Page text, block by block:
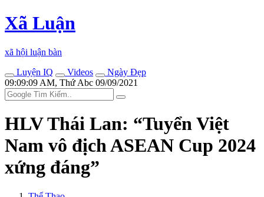
Xã Luận
xã hội luận bàn
Luyện IQ
Videos
Ngày Đẹp
09:09:09 AM, Thứ Abc 09/09/2021
HLV Thái Lan: “Tuyển Việt
Nam vô địch ASEAN Cup 2024
xứng đáng”